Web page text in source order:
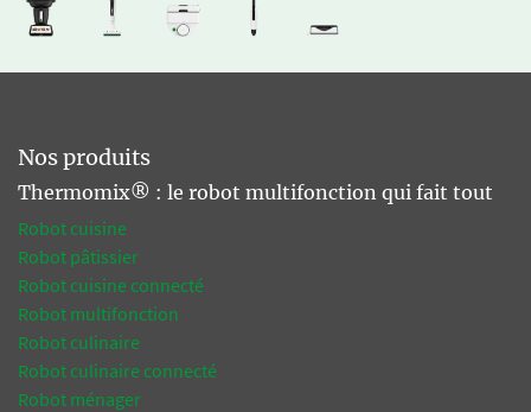
Nos produits
Thermomix® : le robot multifonction qui fait tout
Robot cuisine
Robot pâtissier
Robot cuisine connecté
Robot multifonction
Robot culinaire
Robot culinaire connecté
Robot ménager